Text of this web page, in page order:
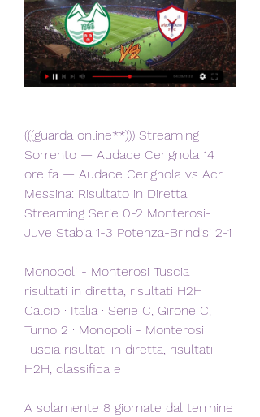
(((guarda online**))) Streaming
Sorrento — Audace Cerignola 14
ore fa — Audace Cerignola vs Acr
Messina: Risultato in Diretta
Streaming Serie 0-2 Monterosi-
Juve Stabia 1-3 Potenza-Brindisi 2-1
Monopoli - Monterosi Tuscia
risultati in diretta, risultati H2H
Calcio · Italia · Serie C, Girone C,
Turno 2 · Monopoli - Monterosi
Tuscia risultati in diretta, risultati
H2H, classifica e
A solamente 8 giornate dal termine